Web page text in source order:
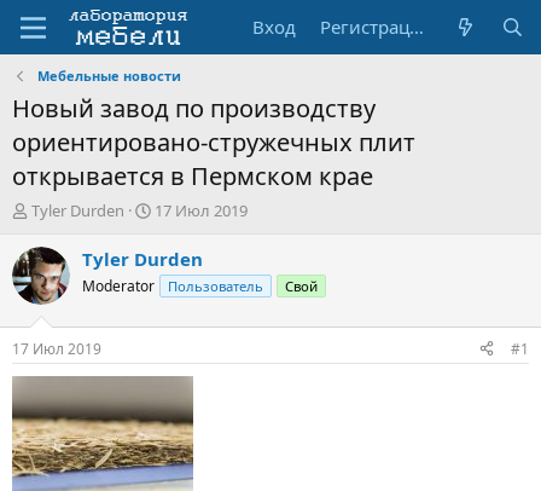
Вход Регистрация
Мебельные новости
Новый завод по производству
ориентировано-стружечных плит
открывается в Пермском крае
А
т
о
р
т
е
м
ы
Tyler Durden
Д
т
а
н
а
л
а
17 Июл 2019
Tyler Durden
Moderator Пользователь Свой
17 Июл 2019 #1